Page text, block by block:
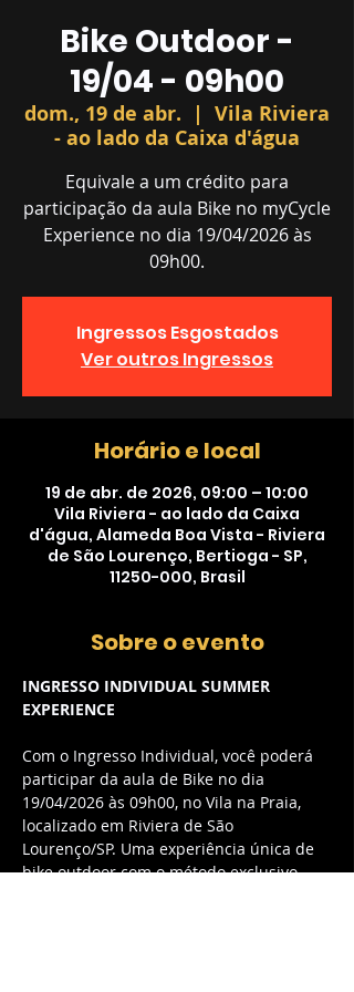
Bike Outdoor -
19/04 - 09h00
dom., 19 de abr.
  |
Vila Riviera
- ao lado da Caixa d'água
Equivale a um crédito para
participação da aula Bike no myCycle
Experience no dia 19/04/2026 às
09h00.
Ingressos Esgostados
Ver outros Ingressos
Horário e local
19 de abr. de 2026, 09:00 – 10:00
Vila Riviera - ao lado da Caixa
d'água, Alameda Boa Vista - Riviera
de São Lourenço, Bertioga - SP,
11250-000, Brasil
Sobre o evento
INGRESSO INDIVIDUAL SUMMER
EXPERIENCE
Com o Ingresso Individual, você poderá
participar da aula de Bike no dia
19/04/2026 às 09h00, no Vila na Praia,
localizado em Riviera de São
Lourenço/SP. Uma experiência única de
bike outdoor com o método exclusivo